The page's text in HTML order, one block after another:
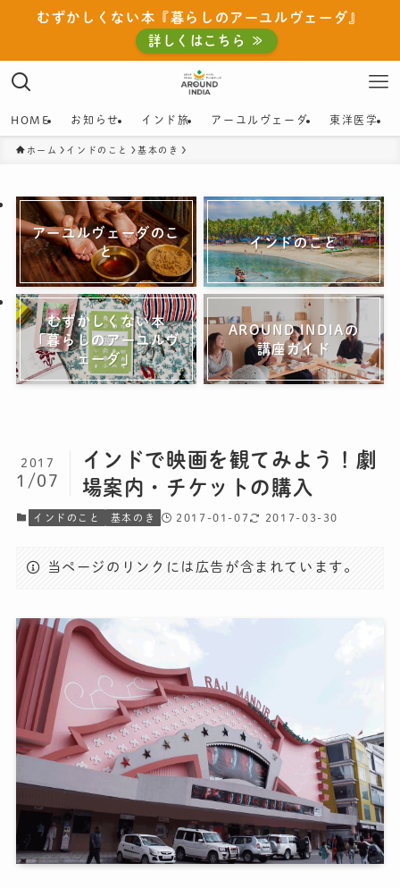
むずかしくない本『暮らしのアーユルヴェーダ』
詳しくはこちら ≫
HOME お知らせ インド旅 アーユルヴェーダ 東洋医学
ホーム インドのこと 基本のき
アーユルヴェーダのこ
と
インドのこと
むずかしくない本
「暮らしのアーユルヴ
ェーダ」
AROUND INDIAの
講座ガイド
インドで映画を観てみよう！劇
場案内・チケットの購入
2017
1/07
インドのこと 基本のき 2017-01-07 2017-03-30
当ページのリンクには広告が含まれています。